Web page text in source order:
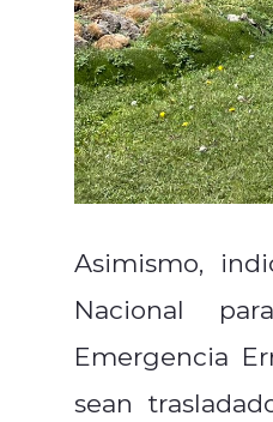
Asimismo,
Nacional
Emergencia
sean